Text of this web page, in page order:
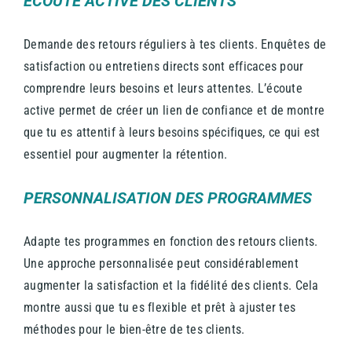
Demande des retours réguliers à tes clients. Enquêtes de
satisfaction ou entretiens directs sont efficaces pour
comprendre leurs besoins et leurs attentes. L’écoute
active permet de créer un lien de confiance et de montre
que tu es attentif à leurs besoins spécifiques, ce qui est
essentiel pour augmenter la rétention.
PERSONNALISATION DES PROGRAMMES
Adapte tes programmes en fonction des retours clients.
Une approche personnalisée peut considérablement
augmenter la satisfaction et la fidélité des clients. Cela
montre aussi que tu es flexible et prêt à ajuster tes
méthodes pour le bien-être de tes clients.